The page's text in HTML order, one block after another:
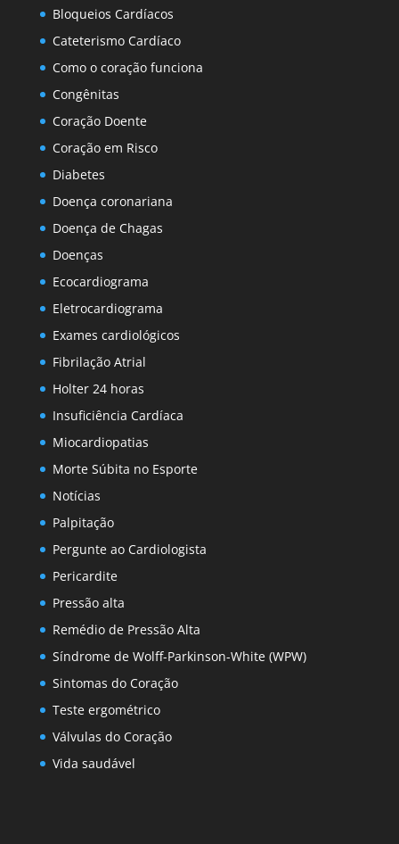
Bloqueios Cardíacos
Cateterismo Cardíaco
Como o coração funciona
Congênitas
Coração Doente
Coração em Risco
Diabetes
Doença coronariana
Doença de Chagas
Doenças
Ecocardiograma
Eletrocardiograma
Exames cardiológicos
Fibrilação Atrial
Holter 24 horas
Insuficiência Cardíaca
Miocardiopatias
Morte Súbita no Esporte
Notícias
Palpitação
Pergunte ao Cardiologista
Pericardite
Pressão alta
Remédio de Pressão Alta
Síndrome de Wolff-Parkinson-White (WPW)
Sintomas do Coração
Teste ergométrico
Válvulas do Coração
Vida saudável